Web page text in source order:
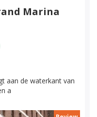
Marina
aan de waterkant van
a